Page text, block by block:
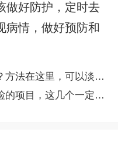
做好防护，定时去
病情，做好预防和
这里，可以淡化你的色斑
目，这几个一定都不能少